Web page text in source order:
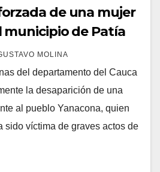
de una mujer
municipio de Patía
MOLINA
del departamento del Cauca
la desaparición de una
al pueblo Yanacona, quien
sido víctima de graves actos de